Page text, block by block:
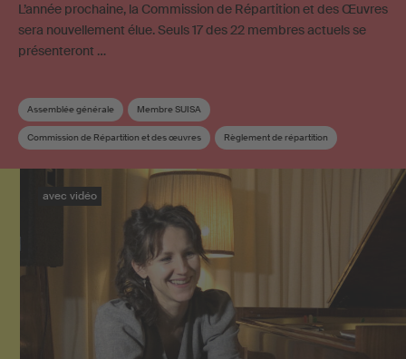
L’année prochaine, la Commission de Répartition et des Œuvres
sera nouvellement élue. Seuls 17 des 22 membres actuels se
présenteront …
Assemblée générale Membre SUISA
Commission de Répartition et des œuvres Règlement de répartition
avec vidéo